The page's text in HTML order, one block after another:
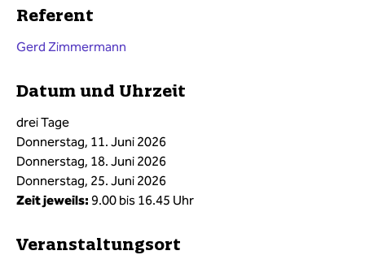
Referent
Gerd Zimmermann
Datum und Uhrzeit
drei Tage
Donnerstag, 11. Juni 2026
Donnerstag, 18. Juni 2026
Donnerstag, 25. Juni 2026
Zeit jeweils: 9.00 bis 16.45 Uhr
Veranstaltungsort